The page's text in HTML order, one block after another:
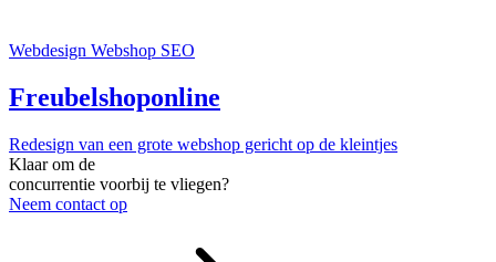
Webdesign Webshop SEO
Freubelshoponline
Redesign van een grote webshop gericht op de kleintjes
Klaar om de
concurrentie voorbij te vliegen?
Neem contact op